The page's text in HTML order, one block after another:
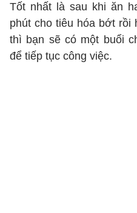
Tốt nhất là sau khi ăn
phút cho tiêu hóa bớt rồi
thì bạn sẽ có một buổi
để tiếp tục công việc.